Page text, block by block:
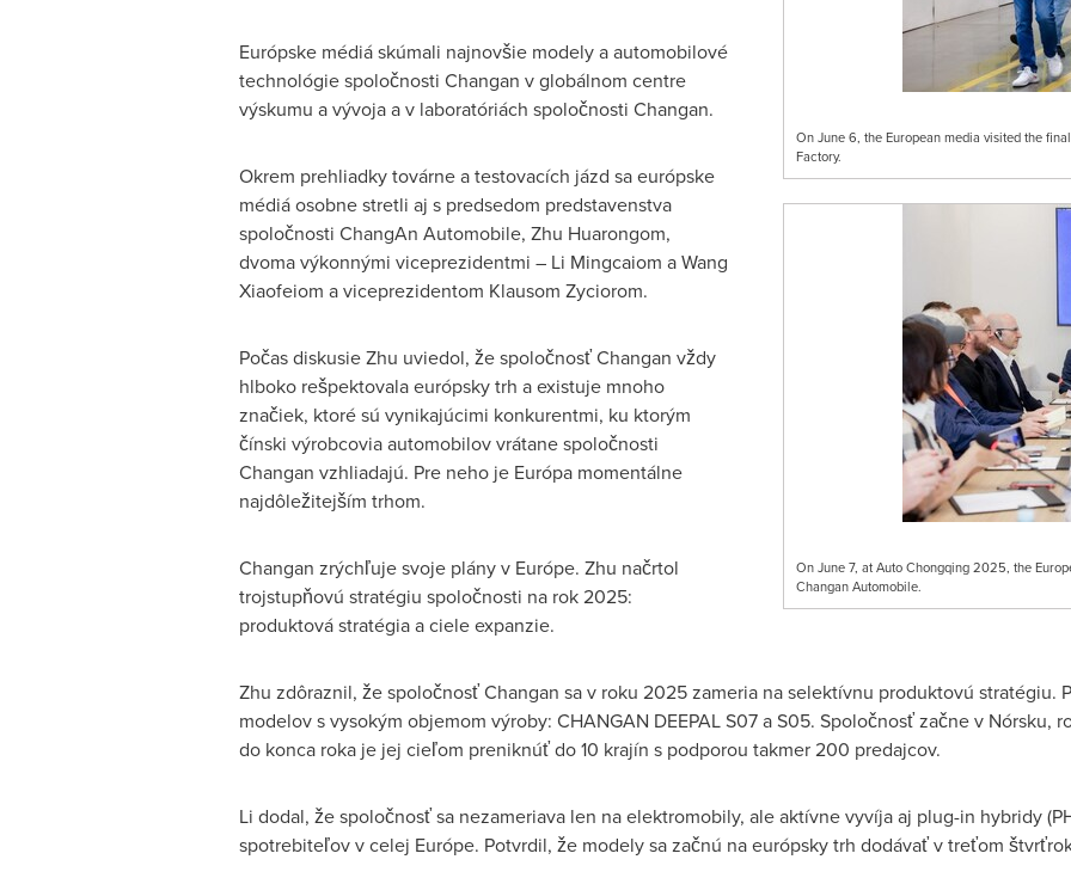
On June 6, the European media visited the
Factory.
On June 7, at Auto Chongqing 2025, the
Changan Automobile.
Európske médiá skúmali najnovšie modely a automobilové
technológie spoločnosti Changan v globálnom centre
výskumu a vývoja a v laboratóriách spoločnosti Changan.
Okrem prehliadky továrne a testovacích jázd sa európske
médiá osobne stretli aj s predsedom predstavenstva
spoločnosti ChangAn Automobile, Zhu Huarongom,
dvoma výkonnými viceprezidentmi – Li Mingcaiom a Wang
Xiaofeiom a viceprezidentom Klausom Zyciorom.
Počas diskusie Zhu uviedol, že spoločnosť Changan vždy
hlboko rešpektovala európsky trh a existuje mnoho
značiek, ktoré sú vynikajúcimi konkurentmi, ku ktorým
čínski výrobcovia automobilov vrátane spoločnosti
Changan vzhliadajú. Pre neho je Európa momentálne
najdôležitejším trhom.
Changan zrýchľuje svoje plány v Európe. Zhu načrtol
trojstupňovú stratégiu spoločnosti na rok 2025:
produktová stratégia a ciele expanzie.
Zhu zdôraznil, že spoločnosť Changan sa v roku 2025 zameria na selektívnu produktovú stratégiu.
modelov s vysokým objemom výroby: CHANGAN DEEPAL S07 a S05. Spoločnosť začne v Nórsku,
do konca roka je jej cieľom preniknúť do 10 krajín s podporou takmer 200 predajcov.
Li dodal, že spoločnosť sa nezameriava len na elektromobily, ale aktívne vyvíja aj plug-in hybridy
spotrebiteľov v celej Európe. Potvrdil, že modely sa začnú na európsky trh dodávať v treťom